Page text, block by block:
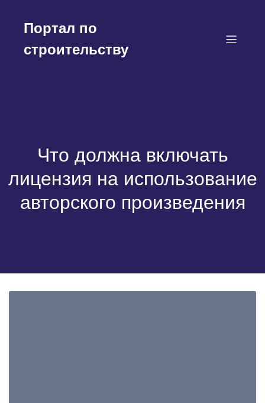
содержимому
Портал по
строительству
Что должна включать
лицензия на использование
авторского произведения